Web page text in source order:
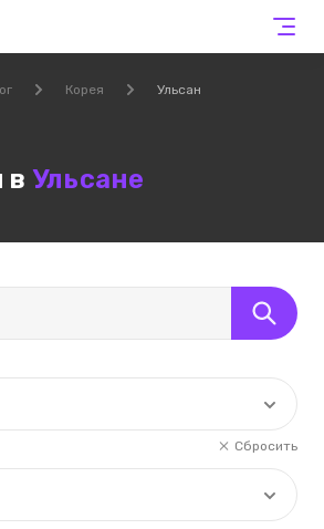
Корея Ульсан
в Ульсане
Сбросить